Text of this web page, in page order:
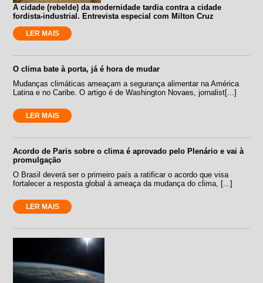
A cidade (rebelde) da modernidade tardia contra a cidade
fordista-industrial. Entrevista especial com Milton Cruz
LER MAIS
O clima bate à porta, já é hora de mudar
Mudanças climáticas ameaçam a segurança alimentar na América
Latina e no Caribe. O artigo é de Washington Novaes, jornalist[...]
LER MAIS
Acordo de Paris sobre o clima é aprovado pelo Plenário e vai à
promulgação
O Brasil deverá ser o primeiro país a ratificar o acordo que visa
fortalecer a resposta global à ameaça da mudança do clima, [...]
LER MAIS